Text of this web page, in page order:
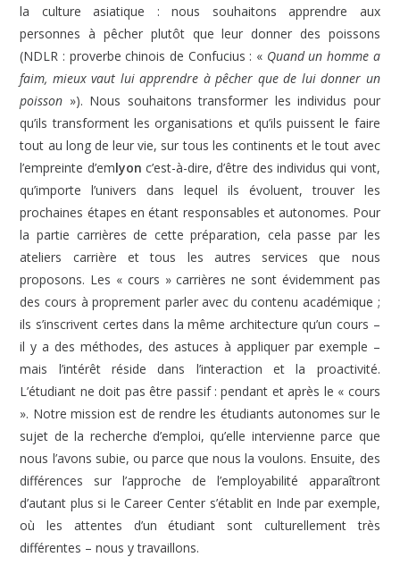
la culture asiatique : nous souhaitons apprendre aux
personnes à pêcher plutôt que leur donner des poissons
(NDLR : proverbe chinois de Confucius : « Quand un homme a
faim, mieux vaut lui apprendre à pêcher que de lui donner un
poisson »). Nous souhaitons transformer les individus pour
qu’ils transforment les organisations et qu’ils puissent le faire
tout au long de leur vie, sur tous les continents et le tout avec
l’empreinte d’emlyon c’est-à-dire, d’être des individus qui vont,
qu’importe l’univers dans lequel ils évoluent, trouver les
prochaines étapes en étant responsables et autonomes. Pour
la partie carrières de cette préparation, cela passe par les
ateliers carrière et tous les autres services que nous
proposons. Les « cours » carrières ne sont évidemment pas
des cours à proprement parler avec du contenu académique ;
ils s’inscrivent certes dans la même architecture qu’un cours –
il y a des méthodes, des astuces à appliquer par exemple –
mais l’intérêt réside dans l’interaction et la proactivité.
L’étudiant ne doit pas être passif : pendant et après le « cours
». Notre mission est de rendre les étudiants autonomes sur le
sujet de la recherche d’emploi, qu’elle intervienne parce que
nous l’avons subie, ou parce que nous la voulons. Ensuite, des
différences sur l’approche de l’employabilité apparaîtront
d’autant plus si le Career Center s’établit en Inde par exemple,
où les attentes d’un étudiant sont culturellement très
différentes – nous y travaillons.